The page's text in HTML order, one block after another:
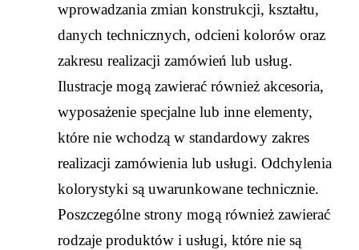
wprowadzania zmian konstrukcji, kształtu,
danych technicznych, odcieni kolorów oraz
zakresu realizacji zamówień lub usług.
Ilustracje mogą zawierać również akcesoria,
wyposażenie specjalne lub inne elementy,
które nie wchodzą w standardowy zakres
realizacji zamówienia lub usługi. Odchylenia
kolorystyki są uwarunkowane technicznie.
Poszczególne strony mogą również zawierać
rodzaje produktów i usługi, które nie są